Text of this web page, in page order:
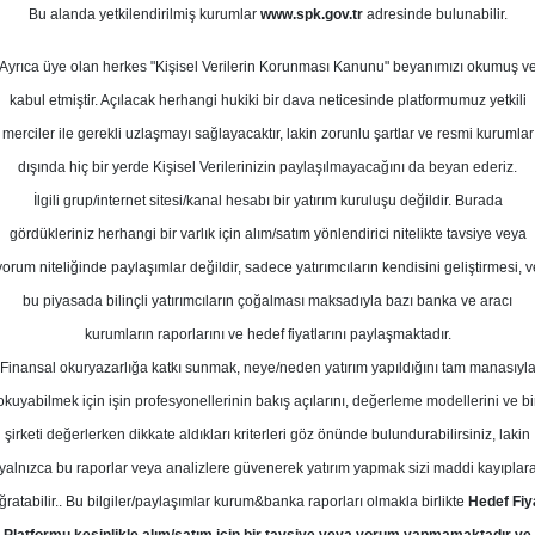
2026
Potansiyeli
Kurum Sayısı
18
11
Cuma, 24 Nisan 2026
Yatırım Menkul Değerler TAVHL Hedef Fiyat
- TAV HAVALİMANLARI
512.6 TL'den 406.7 TL'ye
Bu alanda yetkilendirilmiş kurumlar www.spk.gov.tradresinde bulunabilir.
Ayrıca üye olan herkes "Kişisel Verilerin Korunması Kanunu" beyanımızı okumuş ve
kabul etmiştir. Açılacak herhangi hukiki bir dava neticesinde platformumuz yetkili
merciler ile gerekli uzlaşmayı sağlayacaktır, lakin zorunlu şartlar ve resmi kurumlar
dışında hiç bir yerde Kişisel Verilerinizin paylaşılmayacağını da beyan ederiz.
İlgili grup/internet sitesi/kanal hesabı bir yatırım kuruluşu değildir. Burada
gördükleriniz herhangi bir varlık için alım/satım yönlendirici nitelikte tavsiye veya
niteliğinde paylaşımlar değildir, sadece yatırımcıların kendisini geliştirmesi,
bu piyasada bilinçli yatırımcıların çoğalması maksadıyla bazı banka ve aracı
kurumların raporlarını ve hedef fiyatlarını paylaşmaktadır.
Finansal okuryazarlığa katkı sunmak, neye/neden yatırım yapıldığını tam manasıyla
için işin profesyonellerinin bakış açılarını, değerleme modellerini ve
şirketi değerlerken dikkate aldıkları kriterleri göz önünde bulundurabilirsiniz, lakin
yalnızca bu raporlar veya analizlere güvenerek yatırım yapmak sizi maddi
Bu bilgiler/paylaşımlar kurum&banka raporları olmakla birlikte Hedef